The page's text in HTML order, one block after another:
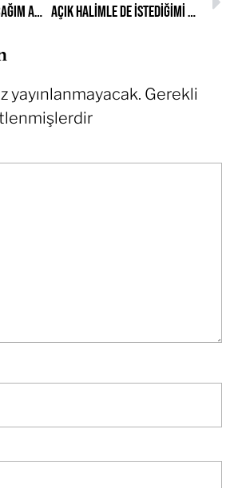
4 gün sonra açılacağım ama babam beni aileden silecek gibi görünüyor Açık halimle de istediğimi giymeme izin vermiyorlar
yayınlanmayacak. Gerekli